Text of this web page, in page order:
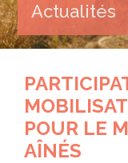
Actualités
POUR LE
AÎNÉS